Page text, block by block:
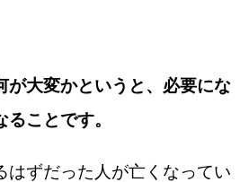
が大変かというと、必要にな
ことです。
はずだった人が亡くなってい